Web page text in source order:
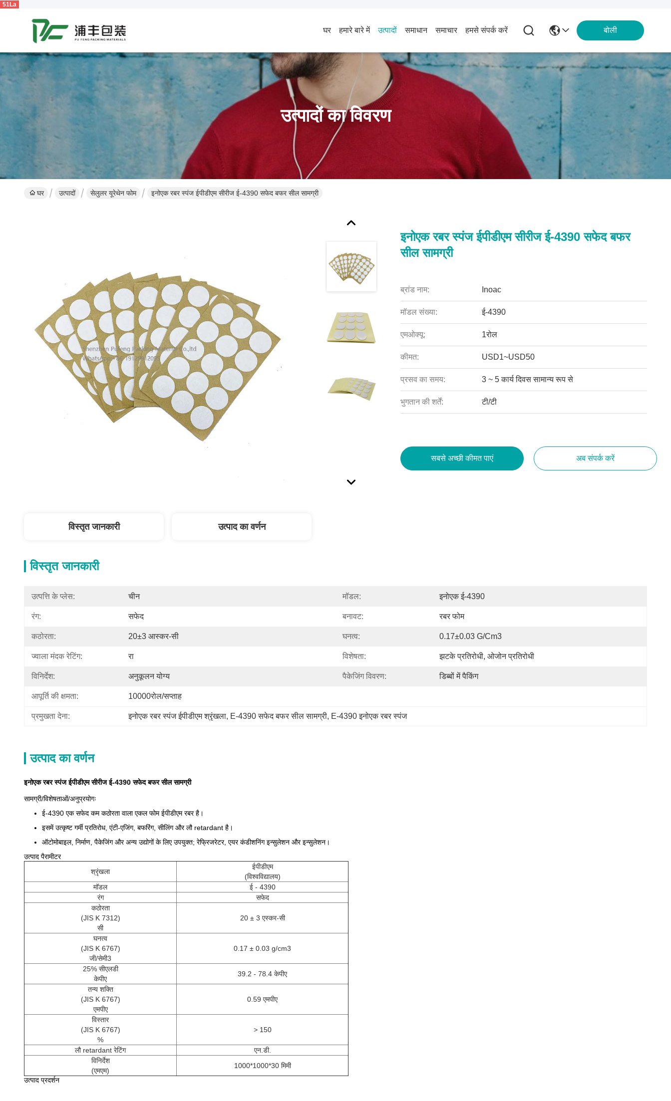
51La
घर हमारे बारे में उत्पादों समाधान समाचार हमसे संपर्क करें बोली
उत्पादों का विवरण
घर उत्पादों सेलुलर यूरेथेन फोम इनोएक रबर स्पंज ईपीडीएम सीरीज ई-4390 सफेद बफर सील सामग्री
इनोएक रबर स्पंज ईपीडीएम सीरीज ई-4390 सफेद बफर
सील सामग्री
ब्रांड नाम: Inoac
मॉडल संख्या: ई-4390
एमओक्यू: 1रोल
कीमत: USD1~USD50
प्रसव का समय: 3 ~ 5 कार्य दिवस सामान्य रूप से
भुगतान की शर्तें: टी/टी
सबसे अच्छी कीमत पाएं अब संपर्क करें
विस्तृत जानकारी उत्पाद का वर्णन
विस्तृत जानकारी
उत्पत्ति के प्लेस: चीन मॉडल: इनोएक ई-4390
रंग: सफेद बनावट: रबर फोम
कठोरता: 20±3 आस्कर-सी घनत्व: 0.17±0.03 G/cm3
ज्वाला मंदक रेटिंग: रा विशेषता: झटके प्रतिरोधी, ओजोन प्रतिरोधी
विनिर्देश: अनुकूलन योग्य पैकेजिंग विवरण: डिब्बों में पैकिंग
आपूर्ति की क्षमता: 10000रोल/सप्ताह
प्रमुखता देना: इनोएक रबर स्पंज ईपीडीएम श्रृंखला, E-4390 सफेद बफर सील सामग्री, E-4390 इनोएक रबर स्पंज
उत्पाद का वर्णन
इनोएक रबर स्पंज ईपीडीएम सीरीज ई-4390 सफेद बफर सील सामग्री
सामग्री/विशेषताओं/अनुप्रयोगः
ई-4390 एक सफेद कम कठोरता वाला एकल फोम ईपीडीएम रबर है।
इसमें उत्कृष्ट गर्मी प्रतिरोध, एंटी-एजिंग, बफरिंग, सीलिंग और लौ retardant है।
ऑटोमोबाइल, निर्माण, पैकेजिंग और अन्य उद्योगों के लिए उपयुक्त; रेफ्रिजरेटर, एयर कंडीशनिंग इन्सुलेशन और इन्सुलेशन।
उत्पाद पैरामीटर
श्रृंखला
ईपीडीएम
(विश्वविद्यालय)
मॉडल
ई - 4390
रंग
सफेद
कठोरता
(JIS K 7312)
सी
20 ± 3 एस्कर-सी
घनत्व
(JIS K 6767)
जी/सेमी3
0.17 ± 0.03 g/cm3
25% सीएलडी
केपीए
39.2 - 78.4 केपीए
तन्य शक्ति
(JIS K 6767)
एमपीए
0.59 एमपीए
विस्तार
(JIS K 6767)
%
> 150
लौ retardant रेटिंग
एन.डी.
विनिर्देश
(एमएम)
1000*1000*30 मिमी
उत्पाद प्रदर्शन